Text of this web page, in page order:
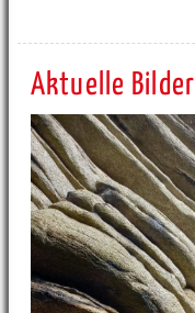
Aktuelle Bilder